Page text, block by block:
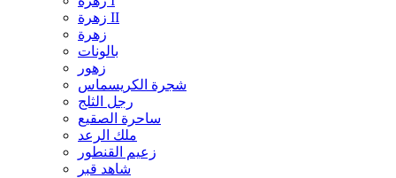
زهرة II
زهرة
بالونات
زهور
شجرة الكريسماس
رجل الثلج
ساحرة الصقيع
ملك الرعد
زعيم القنطور
شاهد قبر